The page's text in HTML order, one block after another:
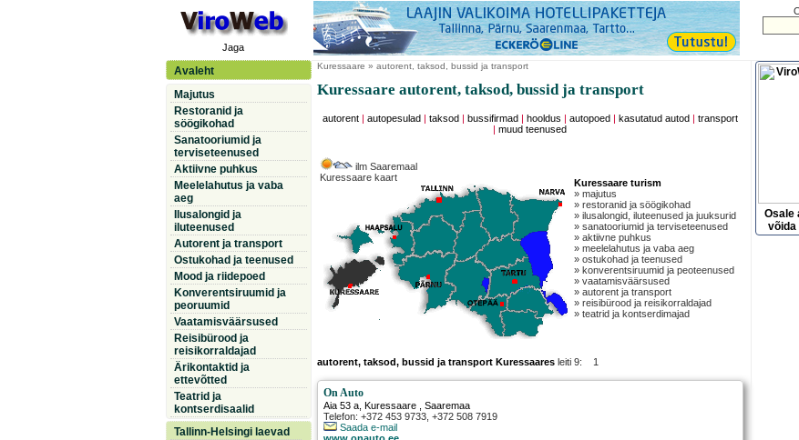
Jaga
Avaleht
Majutus
Restoranid ja
söögikohad
Sanatooriumid ja
terviseteenused
Aktiivne puhkus
Meelelahutus ja vaba
aeg
Ilusalongid ja
iluteenused
Autorent ja transport
Ostukohad ja teenused
Mood ja riidepoed
Konverentsiruumid ja
peoruumid
Vaatamisväärsused
Reisibürood ja
reisikorraldajad
Ärikontaktid ja
ettevõtted
Teatrid ja
kontserdisaalid
Tallinn-Helsingi laevad
Kuressaare » autorent, taksod, bussid ja transport
Kuressaare autorent, taksod, bussid ja transport
autorent| autopesulad taksod bussifirmad hooldus autopoed kasutatud autod
transport
|muud teenused
ilm Saaremaal
Kuressaare kaart
Kuressaare turism
» majutus
» restoranid ja söögikohad
» ilusalongid, iluteenused ja juuksurid
» sanatooriumid ja terviseteenused
» aktiivne puhkus
» meelelahutus ja vaba aeg
» ostukohad ja teenused
» konverentsiruumid ja peoteenused
» vaatamisväärsused
» autorent ja transport
» reisibürood ja reisikorraldajad
» teatrid ja kontserdimajad
autorent, taksod, bussid ja transport Kuressaares leiti 9: 1
On Auto
Aia 53 a Kuressaare , Saaremaa
Telefon: +372 453 9733, +372 508 7919
Saada e-mail
Osale
võida